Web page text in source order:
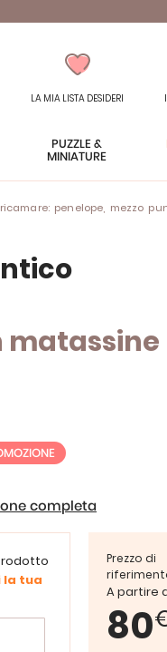
LA MIA LISTA DESIDERI
PUZZLE &
MINIATURE
penelope, mezzo
matassine
completa
la tua
Prezzo di
A partire
80